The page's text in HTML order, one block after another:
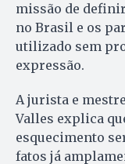
missão de
no Brasil e os
utilizado sem
expressão.
A jurista e
Valles explica
esquecimento
fatos já